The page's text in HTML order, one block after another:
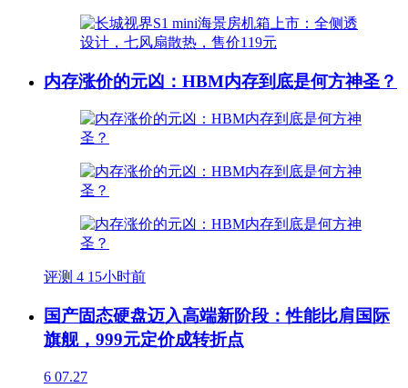
内存涨价的元凶：HBM内存到底是何方神圣？
评测 4 15小时前
国产固态硬盘迈入高端新阶段：性能比肩国际
旗舰，999元定价成转折点
6 07.27